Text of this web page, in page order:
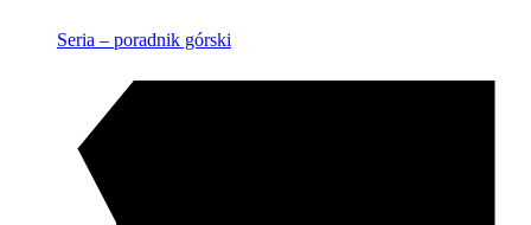
Seria – poradnik górski